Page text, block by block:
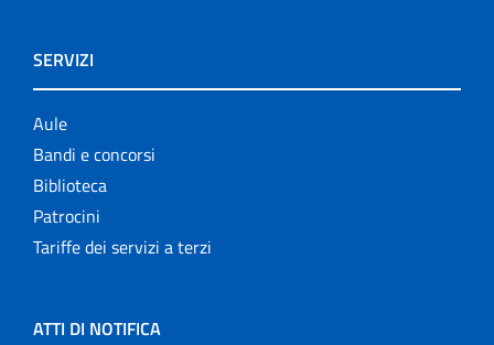
SERVIZI
Aule
Bandi e concorsi
Biblioteca
Patrocini
Tariffe dei servizi a terzi
ATTI DI NOTIFICA